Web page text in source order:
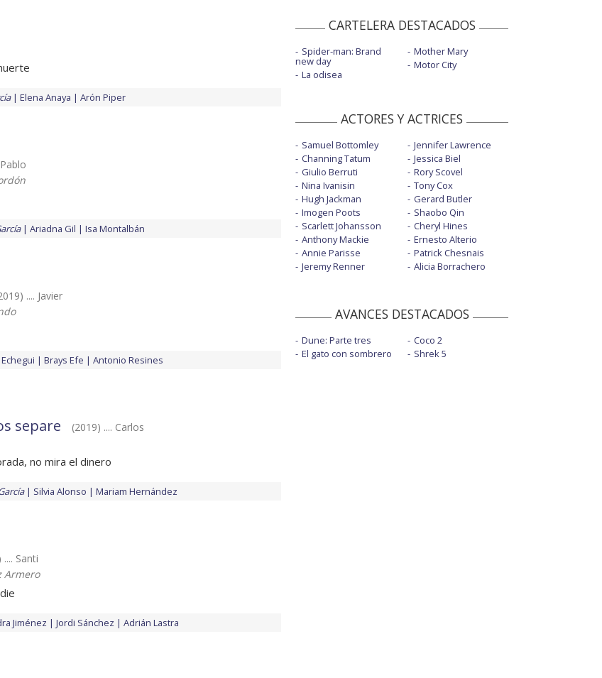
Elena Anaya Arón Piper
Ariadna Gil Isa Montalbán
.... Javier
Brays Efe Antonio Resines
separe
(2019) .... Carlos
no mira el dinero
Silvia Alonso Mariam Hernández
.... Santi
Armero
Jiménez Jordi Sánchez Adrián Lastra
CARTELERA DESTACADOS
Spider-man: Brand
new day
La odisea
Mother Mary
Motor City
ACTORES Y ACTRICES
Samuel Bottomley
Channing Tatum
Giulio Berruti
Nina Ivanisin
Hugh Jackman
Imogen Poots
Scarlett Johansson
Anthony Mackie
Annie Parisse
Jeremy Renner
Jennifer Lawrence
Jessica Biel
Rory Scovel
Tony Cox
Gerard Butler
Shaobo Qin
Cheryl Hines
Ernesto Alterio
Patrick Chesnais
Alicia Borrachero
AVANCES DESTACADOS
Dune: Parte tres
El gato con sombrero
Coco 2
Shrek 5